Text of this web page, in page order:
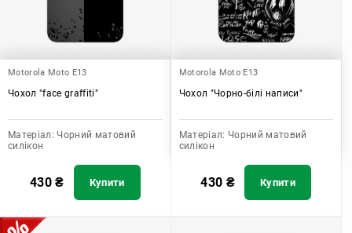
Motorola Moto E13
Чохол "face graffiti"
Матеріал: Чорний матовий
силікон
430₴ Купити
Motorola Moto E13
Чохол "Чорно-білі написи"
Матеріал: Чорний матовий
силікон
430 ₴ Купити